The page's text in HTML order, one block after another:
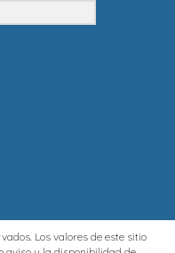
Los valores de este sitio